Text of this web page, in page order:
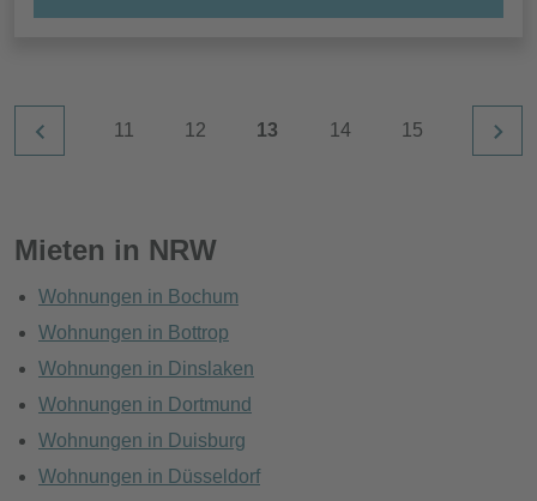
11 12 13 14 15
Mieten in NRW
Wohnungen in Bochum
Wohnungen in Bottrop
Wohnungen in Dinslaken
Wohnungen in Dortmund
Wohnungen in Duisburg
Wohnungen in Düsseldorf